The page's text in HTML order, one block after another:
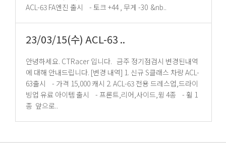
ACL-63 FA엔진 출시 - 토크 +44 , 무게 -30 &nb..
23/03/15(수) ACL-63 ..
안녕하세요. CTRacer 입니다. 금주 정기점검시 변경된내역
에 대해 안내드립니다. [변경 내역] 1. 신규 S클래스 차량 ACL-
63출시 - 가격 15,000 캐시 2. ACL-63 전용 드레스업,드라이
빙업 유료 아이템 출시 - 프론트,리어,사이드,윙 4종 - 휠 1
종 앞으로..